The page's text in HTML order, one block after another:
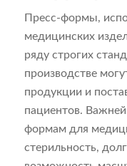
Пресс-формы,
медицинских
ряду строгих
производстве
продукции и
пациентов.
формам для
стерильность,